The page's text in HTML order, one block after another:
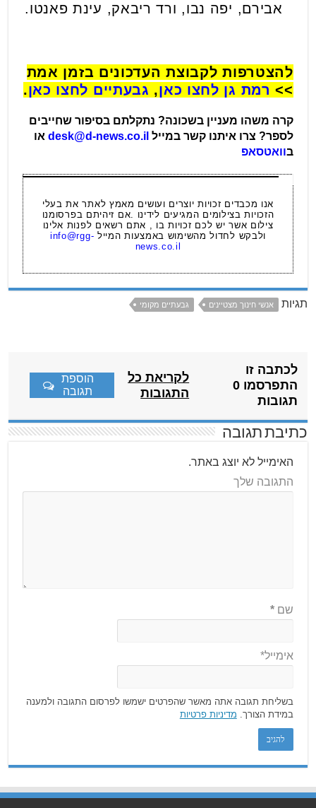
אבירם, יפה נבו, ורד ריבאק, עינת פאנטו.
להצטרפות לקבוצת העדכונים בזמן אמת
>> רמת גן לחצו כאן, גבעתיים לחצו כאן.
קרה משהו מעניין בשכונה? נתקלתם בסיפור שחייבים
לספר? צרו איתנו קשר במייל desk@d-news.co.il או
בוואטסאפ
אנו מכבדים זכויות יוצרים ועושים מאמץ לאתר את בעלי
הזכויות בצילומים המגיעים לידינו .אם זיהיתם בפרסומנו
צילום אשר יש לכם זכויות בו , אתם רשאים לפנות אלינו
ולבקש לחדול מהשימוש באמצעות המייל info@rgg-
news.co.il
תגיות אנשי חינוך מצטיינים גבעתיים מקומי
לכתבה זו
התפרסמו 0
תגובות
לקריאת כל
התגובות
הוספת
תגובה
כתיבת תגובה
האימייל לא יוצג באתר.
התגובה שלך
שם*
אימייל*
בשליחת תגובה אתה מאשר שהפרטים ישמשו לפרסום התגובה ולמענה
במידת הצורך. מדיניות פרטיות